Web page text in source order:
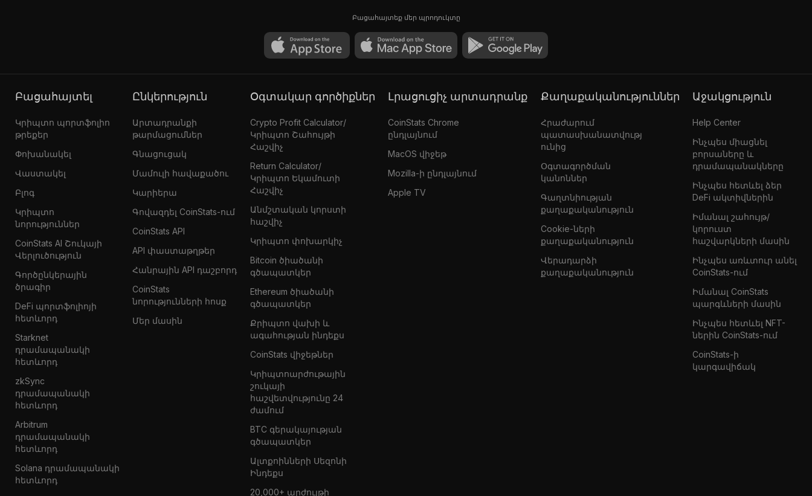
Բացահայտեք մեր պրոդուկտը
Բացահայտել
Կրիպտո պորտֆոլիո
թրեքեր
Փոխանակել
Վաստակել
Բլոգ
Կրիպտո
նորություններ
CoinStats AI Շուկայի
Վերլուծություն
Գործընկերային
ծրագիր
DeFi պորտֆոլիոյի
հետևորդ
Starknet
դրամապանակի
հետևորդ
zkSync
դրամապանակի
հետևորդ
Arbitrum
դրամապանակի
հետևորդ
Solana դրամապանակի
հետևորդ
Ընկերություն
Արտադրանքի
թարմացումներ
Գնացուցակ
Մամուլի հավաքածու
Կարիերա
Գովազդել CoinStats-ում
CoinStats API
API փաստաթղթեր
Հանրային API դաշբորդ
CoinStats
նորությունների հոսք
Մեր մասին
Օգտակար գործիքներ
Crypto Profit Calculator/
Կրիպտո Շահույթի
Հաշվիչ
Return Calculator/
Կրիպտո Եկամուտի
Հաշվիչ
Անմշտական կորստի
հաշվիչ
Կրիպտո փոխարկիչ
Bitcoin ծիածանի
գծապատկեր
Ethereum ծիածանի
գծապատկեր
Քրիպտո վախի և
ագահության ինդեքս
CoinStats վիջեթներ
Կրիպտոարժութային
շուկայի
հաշվետվությունը 24
ժամում
BTC գերակայության
գծապատկեր
Ալտքոինների Սեզոնի
Ինդեքս
20,000+ արժույթի
Լրացուցիչ արտադրանք
CoinStats Chrome
ընդլայնում
MacOS վիջեթ
Mozilla-ի ընդլայնում
Apple TV
Քաղաքականություններ
Հրաժարում
պատասխանատվությ
ունից
Օգտագործման
կանոններ
Գաղտնիության
քաղաքականություն
Cookie-ների
քաղաքականություն
Վերադարձի
քաղաքականություն
Աջակցություն
Help Center
Ինչպես միացնել
բորսաները և
դրամապանակները
Ինչպես հետևել ձեր
DeFi ակտիվներին
Իմանալ շահույթ/
կորուստ
հաշվարկների մասին
Ինչպես առևտուր անել
CoinStats-ում
Իմանալ CoinStats
պարգևների մասին
Ինչպես հետևել NFT-
ներին CoinStats-ում
CoinStats-ի
կարգավիճակ